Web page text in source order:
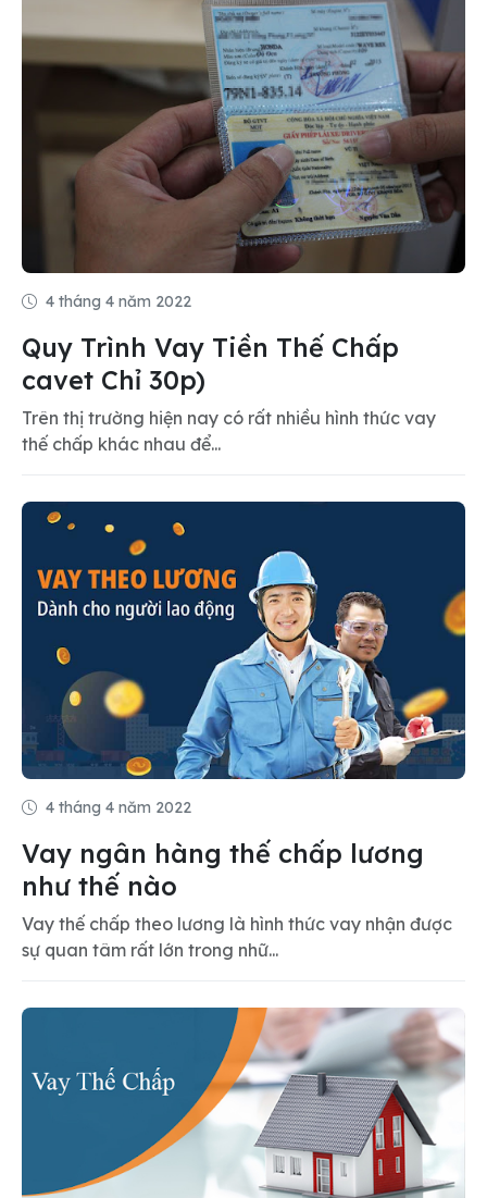
4 tháng 4 năm 2022
Quy Trình Vay Tiền Thế Chấp
cavet Chỉ 30p)
Trên thị trường hiện nay có rất nhiều hình thức vay
thế chấp khác nhau để...
4 tháng 4 năm 2022
Vay ngân hàng thế chấp lương
như thế nào
Vay thế chấp theo lương là hình thức vay nhận được
sự quan tâm rất lớn trong nhữ...